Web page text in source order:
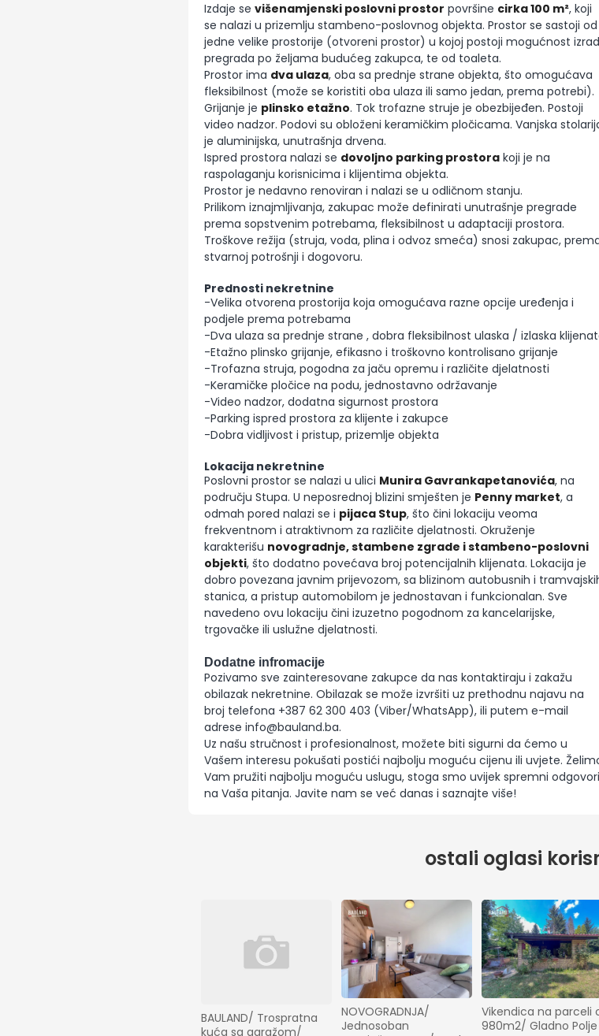
Izdaje se višenamjenski poslovni prostor površine cirka 100 m², koji
se nalazi u prizemlju stambeno-poslovnog objekta. Prostor se sastoji od
jedne velike prostorije (otvoreni prostor) u kojoj postoji mogućnost
pregrada po željama budućeg zakupca, te od toaleta.
Prostor ima dva ulaza, oba sa prednje strane objekta, što omogućava
fleksibilnost (može se koristiti oba ulaza ili samo jedan, prema potrebi).
Grijanje je plinsko etažno. Tok trofazne struje je obezbijeđen. Postoji
video nadzor. Podovi su obloženi keramičkim pločicama. Vanjska
je aluminijska, unutrašnja drvena.
Ispred prostora nalazi se dovoljno parking prostorakoji je na
raspolaganju korisnicima i klijentima objekta.
Prostor je nedavno renoviran i nalazi se u odličnom stanju.
Prilikom iznajmljivanja, zakupac može definirati unutrašnje pregrade
prema sopstvenim potrebama, fleksibilnost u adaptaciji prostora.
Troškove režija (struja, voda, plina i odvoz smeća) snosi zakupac,
stvarnoj potrošnji i dogovoru.
Prednosti nekretnine
-Velika otvorena prostorija koja omogućava razne opcije uređenja i
podjele prema potrebama
-Dva ulaza sa prednje strane , dobra fleksibilnost ulaska / izlaska
-Etažno plinsko grijanje, efikasno i troškovno kontrolisano grijanje
-Trofazna struja, pogodna za jaču opremu i različite djelatnosti
-Keramičke pločice na podu, jednostavno održavanje
-Video nadzor, dodatna sigurnost prostora
-Parking ispred prostora za klijente i zakupce
-Dobra vidljivost i pristup, prizemlje objekta
Lokacija nekretnine
Poslovni prostor se nalazi u ulici Munira Gavrankapetanovića, na
području Stupa. U neposrednoj blizini smješten je Penny market, a
odmah pored nalazi se i pijaca Stup, što čini lokaciju veoma
frekventnom i atraktivnom za različite djelatnosti. Okruženje
karakterišu novogradnje, stambene zgrade i stambeno-poslovni
objekti, što dodatno povećava broj potencijalnih klijenata. Lokacija je
dobro povezana javnim prijevozom, sa blizinom autobusnih i
stanica, a pristup automobilom je jednostavan i funkcionalan. Sve
navedeno ovu lokaciju čini izuzetno pogodnom za kancelarijske,
trgovačke ili uslužne djelatnosti.
Dodatne infromacije
Pozivamo sve zainteresovane zakupce da nas kontaktiraju i zakažu
obilazak nekretnine. Obilazak se može izvršiti uz prethodnu najavu na
broj telefona +387 62 300 403 (Viber/WhatsApp), ili putem e-mail
adrese info@bauland.ba.
Uz našu stručnost i profesionalnost, možete biti sigurni da ćemo u
Vašem interesu pokušati postići najbolju moguću cijenu ili uvjete.
Vam pružiti najbolju moguću uslugu, stoga smo uvijek spremni
na Vaša pitanja. Javite nam se već danas i saznajte više!
ostali oglasi
BAULAND/ Trospratna
kuća sa garažom/
NOVOGRADNJA/
Jednosoban
Vikendica na parceli
980m2/ Gladno Polje